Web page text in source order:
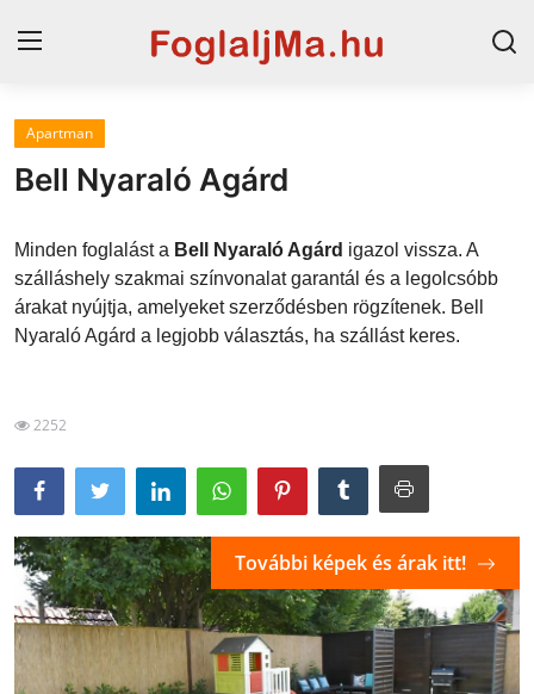
Horvát tengerpart
Magyarország
Szállások a Balatonon
Horvátország
Szállások Hajdúszoboszlón
Apartman
Bell Nyaraló Agárd
Minden foglalást a Bell Nyaraló Agárd igazol vissza. A
szálláshely szakmai színvonalat garantál és a legolcsóbb
árakat nyújtja, amelyeket szerződésben rögzítenek. Bell
Nyaraló Agárd a legjobb választás, ha szállást keres.
2252
További képek és árak itt!